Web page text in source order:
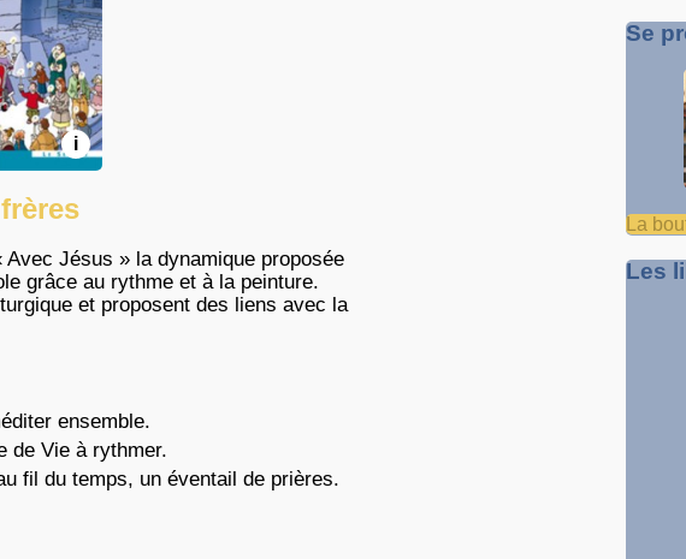
i
Jésus » la dynamique proposée
grâce au rythme et à la peinture.
et proposent des liens avec la
ensemble.
de Vie à rythmer.
fil du temps, un éventail de prières.
Se
La
Les